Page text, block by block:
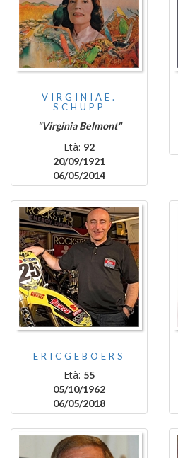
VIRGINIAE.
SCHUPP
"Virginia Belmont"
Età: 92
20/09/1921
06/05/2014
ERICGEBOERS
Età: 55
05/10/1962
06/05/2018